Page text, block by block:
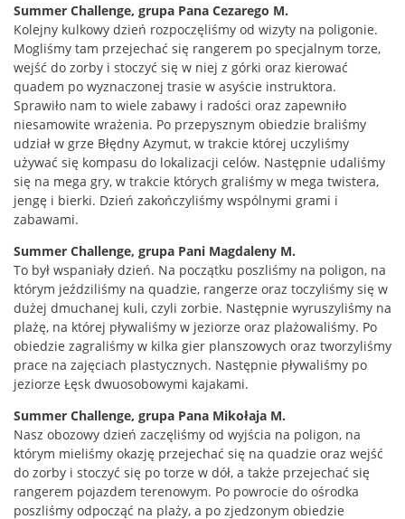
Summer Challenge, grupa Pana Cezarego M.
Kolejny kulkowy dzień rozpoczęliśmy od wizyty na poligonie.
Mogliśmy tam przejechać się rangerem po specjalnym torze,
wejść do zorby i stoczyć się w niej z górki oraz kierować
quadem po wyznaczonej trasie w asyście instruktora.
Sprawiło nam to wiele zabawy i radości oraz zapewniło
niesamowite wrażenia. Po przepysznym obiedzie braliśmy
udział w grze Błędny Azymut, w trakcie której uczyliśmy
używać się kompasu do lokalizacji celów. Następnie udaliśmy
się na mega gry, w trakcie których graliśmy w mega twistera,
jengę i bierki. Dzień zakończyliśmy wspólnymi grami i
zabawami.
Summer Challenge, grupa Pani Magdaleny M.
To był wspaniały dzień. Na początku poszliśmy na poligon, na
którym jeździliśmy na quadzie, rangerze oraz toczyliśmy się w
dużej dmuchanej kuli, czyli zorbie. Następnie wyruszyliśmy na
plażę, na której pływaliśmy w jeziorze oraz plażowaliśmy. Po
obiedzie zagraliśmy w kilka gier planszowych oraz tworzyliśmy
prace na zajęciach plastycznych. Następnie pływaliśmy po
jeziorze Łęsk dwuosobowymi kajakami.
Summer Challenge, grupa Pana Mikołaja M.
Nasz obozowy dzień zaczęliśmy od wyjścia na poligon, na
którym mieliśmy okazję przejechać się na quadzie oraz wejść
do zorby i stoczyć się po torze w dół, a także przejechać się
rangerem pojazdem terenowym. Po powrocie do ośrodka
poszliśmy odpocząć na plaży, a po zjedzonym obiedzie